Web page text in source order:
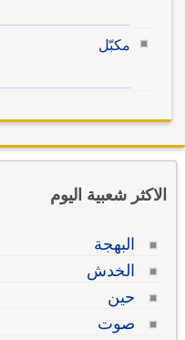
مكبّل
الاكثر شعبية اليوم
البهجة
الخدش
حين
صوت